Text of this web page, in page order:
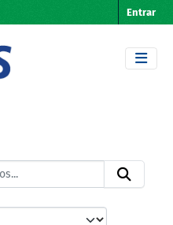
Entrar